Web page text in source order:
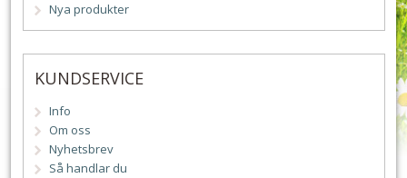
Nya produkter
KUNDSERVICE
Info
Om oss
Nyhetsbrev
Så handlar du